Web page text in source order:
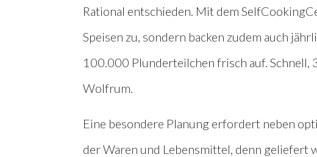
Rational entschieden. Mit dem
Speisen zu, sondern backen zudem auch
100.000 Plunderteilchen frisch auf. Schnell,
Wolfrum.
Eine besondere Planung erfordert neben
der Waren und Lebensmittel, denn